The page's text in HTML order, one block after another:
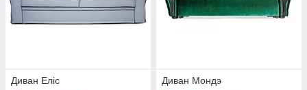
Диван Еліс
Диван Мондэ